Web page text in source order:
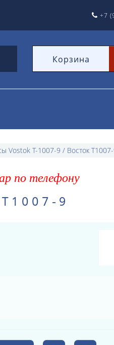
+7
Корзина
Vostok T-1007-9 / Восток
по телефону
9